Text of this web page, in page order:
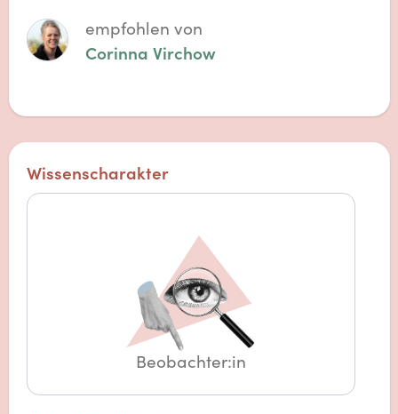
empfohlen von
Corinna Virchow
Wissenscharakter
Beobachter:in